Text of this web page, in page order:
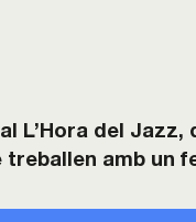
L’Hora del
treballen amb